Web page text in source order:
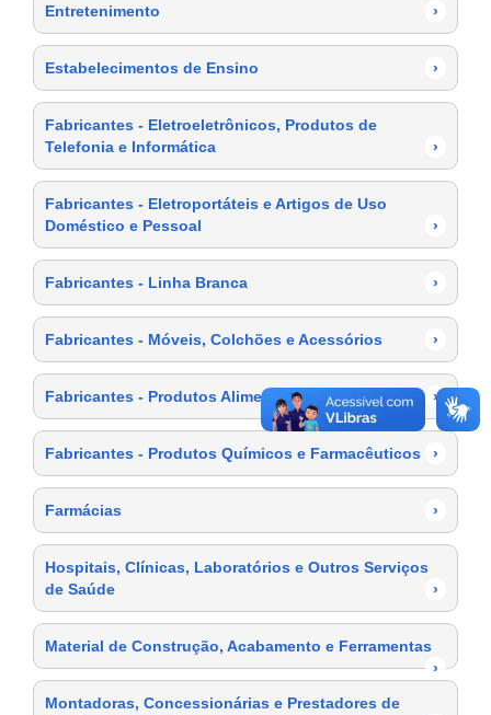
Entretenimento ›
Estabelecimentos de Ensino ›
Fabricantes - Eletroeletrônicos, Produtos de
Telefonia e Informática
›
Fabricantes - Eletroportáteis e Artigos de Uso
Doméstico e Pessoal
›
Fabricantes - Linha Branca ›
Fabricantes - Móveis, Colchões e Acessórios ›
Fabricantes - Produtos Alimentícios ›
Fabricantes - Produtos Químicos e Farmacêuticos ›
Farmácias ›
Hospitais, Clínicas, Laboratórios e Outros Serviços
de Saúde
›
Material de Construção, Acabamento e Ferramentas
›
Montadoras, Concessionárias e Prestadores de